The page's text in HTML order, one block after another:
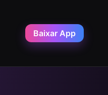
Baixar App